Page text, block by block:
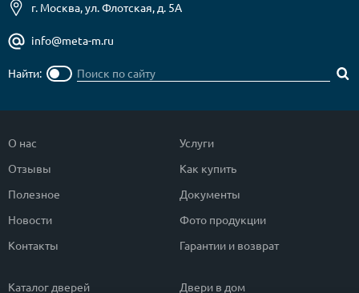
г. Москва, ул. Флотская, д. 5А
info@meta-m.ru
Найти:
О нас
Отзывы
Полезное
Новости
Контакты
Услуги
Как купить
Документы
Фото продукции
Гарантии и возврат
Каталог дверей Двери в дом